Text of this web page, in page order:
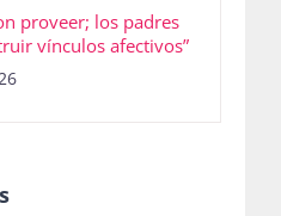
proveer; los padres
vínculos afectivos”